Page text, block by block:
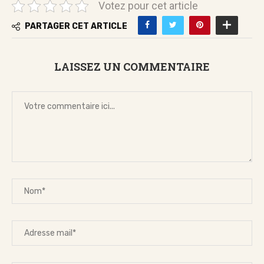
Votez pour cet article
PARTAGER CET ARTICLE
LAISSEZ UN COMMENTAIRE